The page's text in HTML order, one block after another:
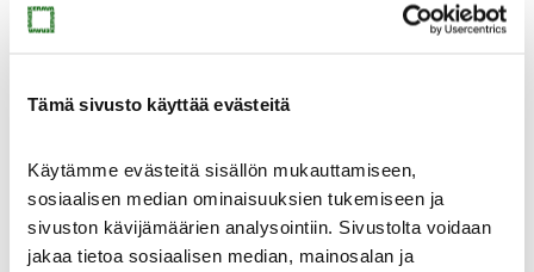
Tämä sivusto käyttää evästeitä
Käytämme evästeitä sisällön mukauttamiseen,
sosiaalisen median ominaisuuksien tukemiseen ja
sivuston kävijämäärien analysointiin. Sivustolta voidaan
jakaa tietoa sosiaalisen median, mainosalan ja
Ryhmän kanssa Heikkilään